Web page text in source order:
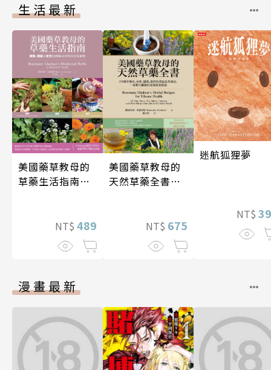
生活最新
美國藥草教母的
草藥生活指南
NT$ 489
美國藥草教母的
天然草藥全書
NT$ 675
迷航狐狸夢
NT$
漫畫最新